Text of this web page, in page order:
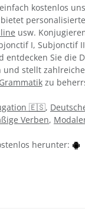
kostenlos
usw.
I, Subjonctif
entdecken Sie die
stellt
zu
🇪🇸,
Verben,
herunter: